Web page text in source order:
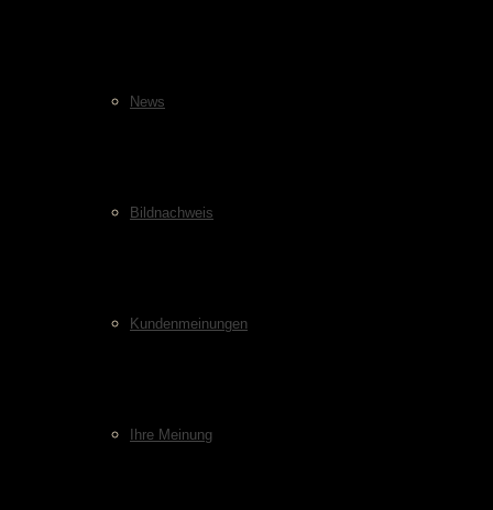
News
Bildnachweis
Kundenmeinungen
Ihre Meinung